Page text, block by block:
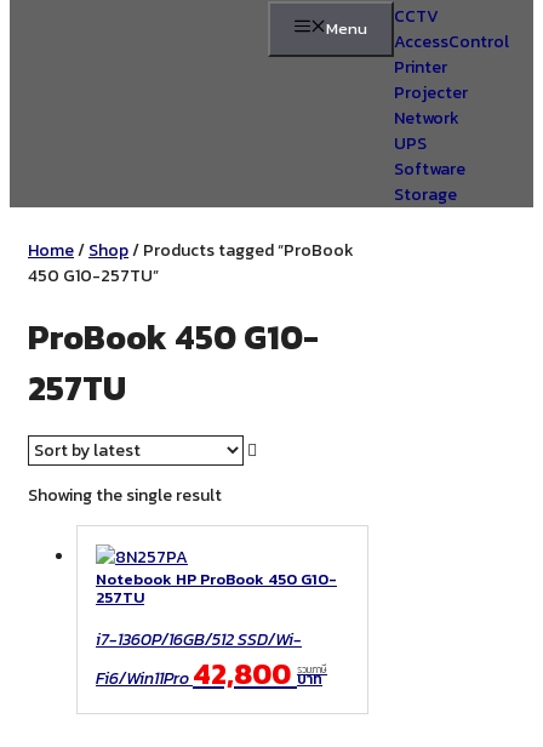
Menu
CCTV
AccessControl
Printer
Projecter
Network
UPS
Software
Storage
Home/Shop/ Products tagged “ProBook
450 G10-257TU”
ProBook 450 G10-
257TU
Showing the single result
Notebook HP ProBook 450 G10-
257TU
i7-1360P/16GB/512 SSD/Wi-
Fi6/Win11Pro42,800 รวมภาษี
บาท